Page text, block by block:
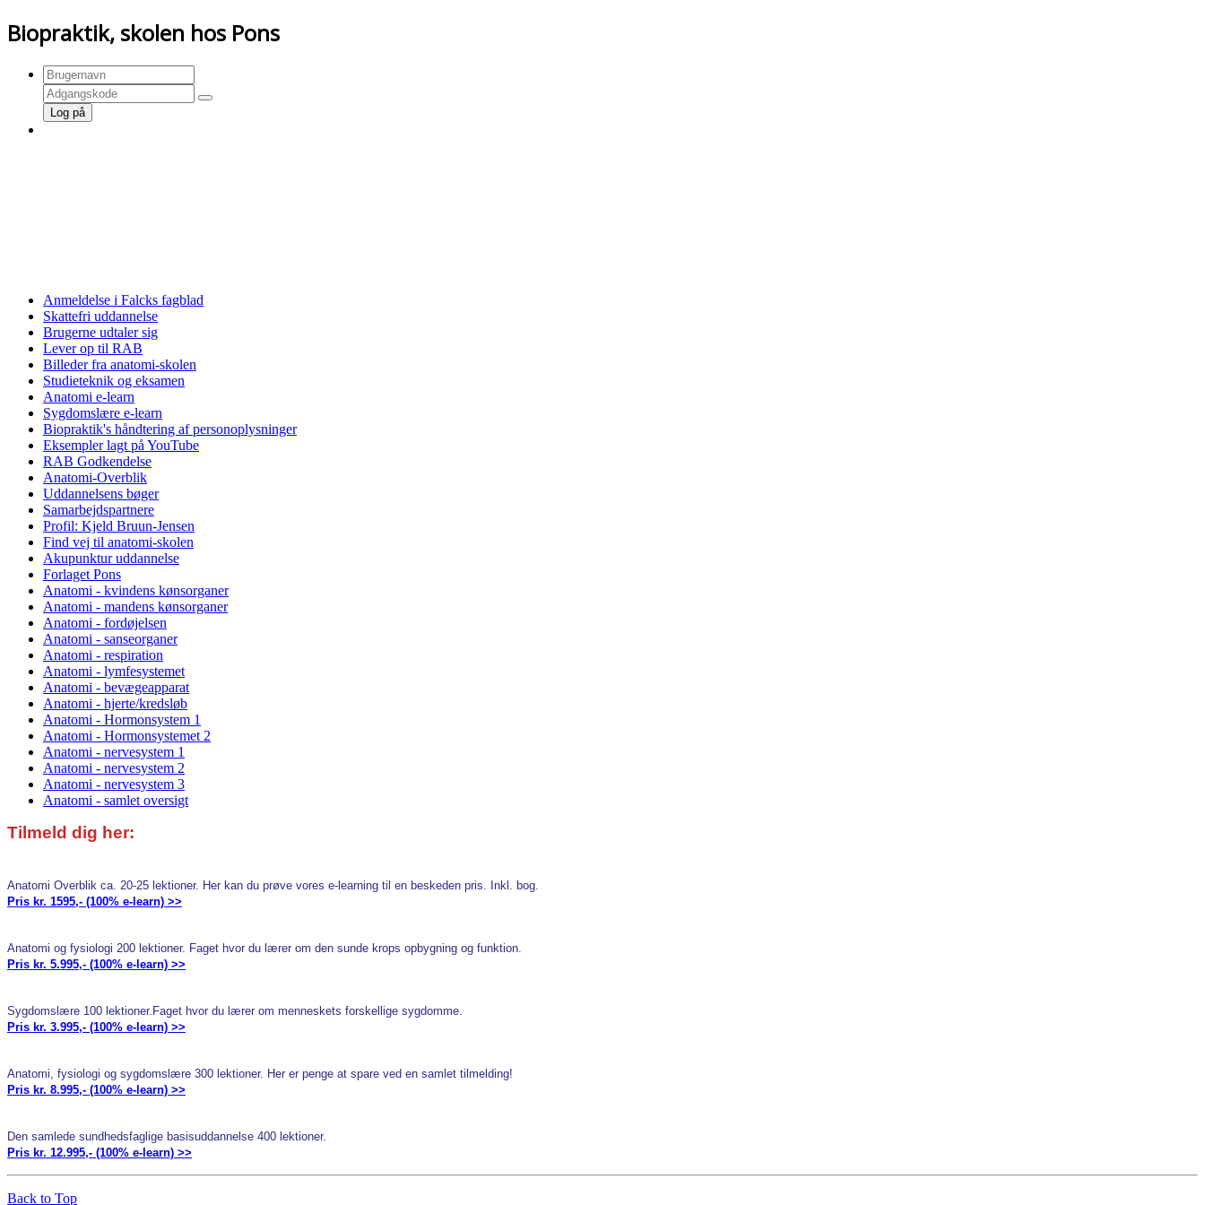
Biopraktik, skolen hos Pons
Log på
Anmeldelse i Falcks fagblad
Skattefri uddannelse
Brugerne udtaler sig
Lever op til RAB
Billeder fra anatomi-skolen
Studieteknik og eksamen
Anatomi e-learn
Sygdomslære e-learn
Biopraktik's håndtering af personoplysninger
Eksempler lagt på YouTube
RAB Godkendelse
Anatomi-Overblik
Uddannelsens bøger
Samarbejdspartnere
Profil: Kjeld Bruun-Jensen
Find vej til anatomi-skolen
Akupunktur uddannelse
Forlaget Pons
Anatomi - kvindens kønsorganer
Anatomi - mandens kønsorganer
Anatomi - fordøjelsen
Anatomi - sanseorganer
Anatomi - respiration
Anatomi - lymfesystemet
Anatomi - bevægeapparat
Anatomi - hjerte/kredsløb
Anatomi - Hormonsystem 1
Anatomi - Hormonsystemet 2
Anatomi - nervesystem 1
Anatomi - nervesystem 2
Anatomi - nervesystem 3
Anatomi - samlet oversigt
Tilmeld dig her:
Anatomi Overblik ca. 20-25 lektioner. Her kan du prøve vores e-learning til en beskeden pris. Inkl. bog.
Pris kr. 1595,- (100% e-learn) >>
Anatomi og fysiologi 200 lektioner. Faget hvor du lærer om den sunde krops opbygning og funktion.
Pris kr. 5.995,- (100% e-learn) >>
Sygdomslære 100 lektioner. Faget hvor du lærer om menneskets forskellige sygdomme.
Pris kr. 3.995,- (100% e-learn) >>
Anatomi, fysiologi og sygdomslære 300 lektioner. Her er penge at spare ved en samlet tilmelding!
Pris kr. 8.995,- (100% e-learn) >>
Den samlede sundhedsfaglige basisuddannelse 400 lektioner.
Pris kr. 12.995,- (100% e-learn) >>
Back to Top